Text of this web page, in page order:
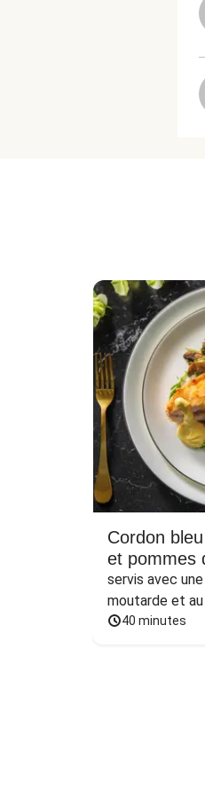
Cordon
et pommes
servis avec
moutarde et
40 minutes